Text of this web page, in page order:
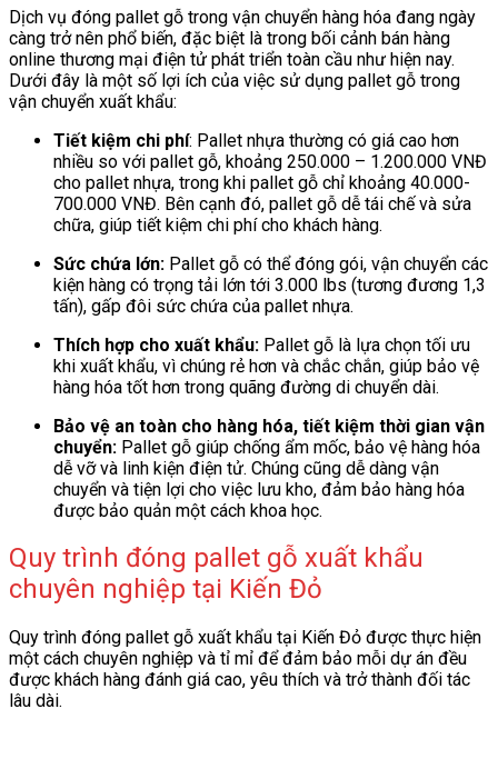
Dịch vụ đóng pallet gỗ trong vận chuyển hàng hóa đang ngày
càng trở nên phổ biến, đặc biệt là trong bối cảnh bán hàng
online thương mại điện tử phát triển toàn cầu như hiện nay.
Dưới đây là một số lợi ích của việc sử dụng pallet gỗ trong
vận chuyển xuất khẩu:
Tiết kiệm chi phí: Pallet nhựa thường có giá cao hơn
nhiều so với pallet gỗ, khoảng 250.000 – 1.200.000 VNĐ
cho pallet nhựa, trong khi pallet gỗ chỉ khoảng 40.000-
700.000 VNĐ. Bên cạnh đó, pallet gỗ dễ tái chế và sửa
chữa, giúp tiết kiệm chi phí cho khách hàng.
Sức chứa lớn: Pallet gỗ có thể đóng gói, vận chuyển các
kiện hàng có trọng tải lớn tới 3.000 lbs (tương đương 1,3
tấn), gấp đôi sức chứa của pallet nhựa.
Thích hợp cho xuất khẩu: Pallet gỗ là lựa chọn tối ưu
khi xuất khẩu, vì chúng rẻ hơn và chắc chắn, giúp bảo vệ
hàng hóa tốt hơn trong quãng đường di chuyển dài.
Bảo vệ an toàn cho hàng hóa, tiết kiệm thời gian vận
chuyển: Pallet gỗ giúp chống ẩm mốc, bảo vệ hàng hóa
dễ vỡ và linh kiện điện tử. Chúng cũng dễ dàng vận
chuyển và tiện lợi cho việc lưu kho, đảm bảo hàng hóa
được bảo quản một cách khoa học.
Quy trình đóng pallet gỗ xuất khẩu
chuyên nghiệp tại Kiến Đỏ
Quy trình đóng pallet gỗ xuất khẩu tại Kiến Đỏ được thực hiện
một cách chuyên nghiệp và tỉ mỉ để đảm bảo mỗi dự án đều
được khách hàng đánh giá cao, yêu thích và trở thành đối tác
lâu dài.